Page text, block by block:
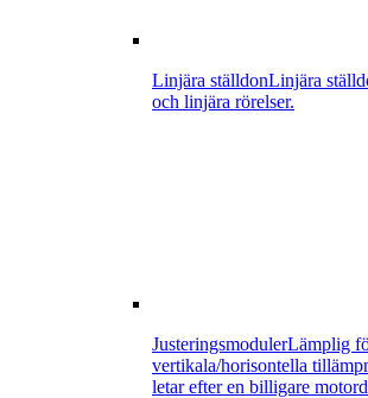
Linjära ställdonLinjära
och linjära rörelser.
JusteringsmodulerLämplig
vertikala/horisontella
letar efter en billigare